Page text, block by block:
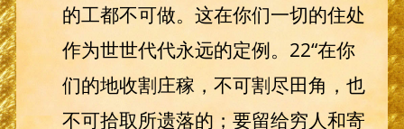
的工都不可做。这在你们一切的住处
作为世世代代永远的定例。22“在你
们的地收割庄稼，不可割尽田角，也
不可拾取所遗落的；要留给穷人和寄